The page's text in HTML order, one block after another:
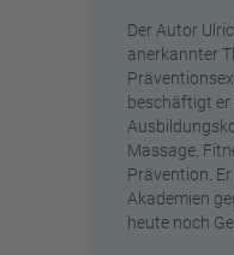
Der Autor
anerkannter
beschäftigt
Massage,
Prävention.
Akademien
heute noch